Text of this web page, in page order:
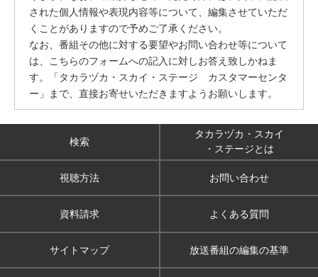
された個人情報や表現内容等について、編集させていただ
くことがありますので予めご了承ください。
なお、番組その他に対する要望やお問い合わせ等について
は、こちらのフォームへの記入に対しお答え致しかねま
す。「タカラヅカ・スカイ・ステージ カスタマーセンタ
ー」まで、直接お寄せいただきますようお願いします。
検索
タカラヅカ・スカイ
・ステージとは
視聴方法 お問い合わせ
資料請求 よくある質問
サイトマップ 放送番組の編集の基準